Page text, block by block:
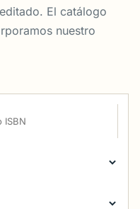
El catálogo
nuestro